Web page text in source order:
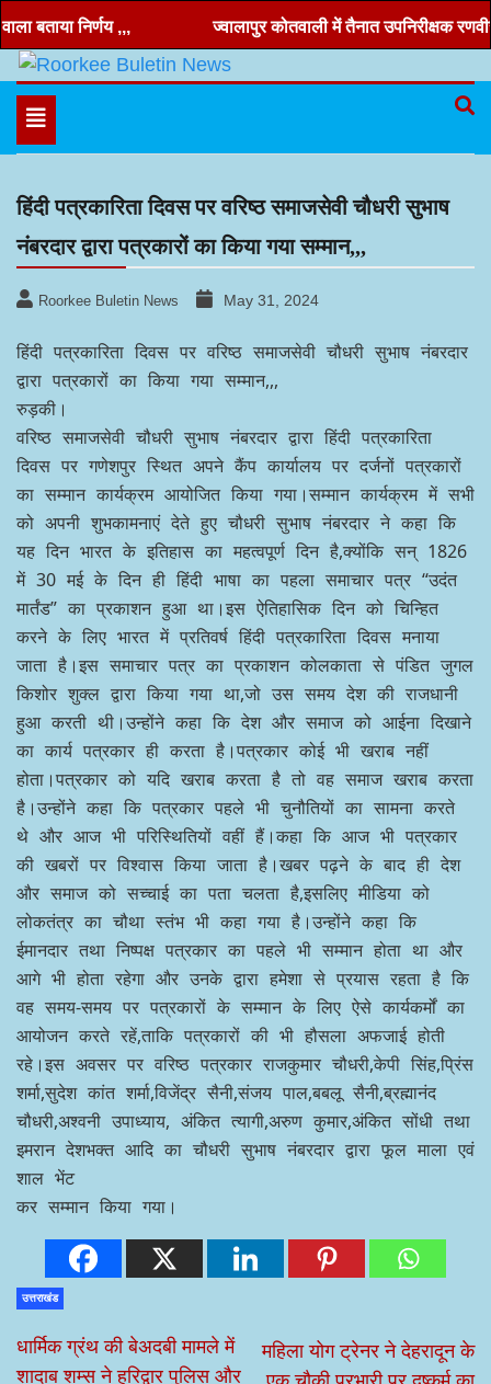
to
content
निर्णय ,,, ज्वालापुर कोतवाली में तैनात उपनिरीक्षक
Roorkee Buletin News
Hindi news, roorkee news, Uttarakhand news
Toggle
navigation
हिंदी पत्रकारिता दिवस पर वरिष्ठ समाजसेवी चौधरी सुभाष
नंबरदार द्वारा पत्रकारों का किया गया सम्मान,,,
Roorkee Buletin News May 31, 2024
हिंदी पत्रकारिता दिवस पर वरिष्ठ समाजसेवी चौधरी सुभाष नंबरदार
द्वारा पत्रकारों का किया गया सम्मान,,,
रुड़की।
वरिष्ठ समाजसेवी चौधरी सुभाष नंबरदार द्वारा हिंदी पत्रकारिता
दिवस पर गणेशपुर स्थित अपने कैंप कार्यालय पर दर्जनों पत्रकारों
का सम्मान कार्यक्रम आयोजित किया गया।सम्मान कार्यक्रम में सभी
को अपनी शुभकामनाएं देते हुए चौधरी सुभाष नंबरदार ने कहा कि
यह दिन भारत के इतिहास का महत्वपूर्ण दिन है,क्योंकि सन् 1826
में 30 मई के दिन ही हिंदी भाषा का पहला समाचार पत्र “उदंत
मार्तंड” का प्रकाशन हुआ था।इस ऐतिहासिक दिन को चिन्हित
करने के लिए भारत में प्रतिवर्ष हिंदी पत्रकारिता दिवस मनाया
जाता है।इस समाचार पत्र का प्रकाशन कोलकाता से पंडित जुगल
किशोर शुक्ल द्वारा किया गया था,जो उस समय देश की राजधानी
हुआ करती थी।उन्होंने कहा कि देश और समाज को आईना दिखाने
का कार्य पत्रकार ही करता है।पत्रकार कोई भी खराब नहीं
होता।पत्रकार को यदि खराब करता है तो वह समाज खराब करता
है।उन्होंने कहा कि पत्रकार पहले भी चुनौतियों का सामना करते
थे और आज भी परिस्थितियों वहीं हैं।कहा कि आज भी पत्रकार
की खबरों पर विश्वास किया जाता है।खबर पढ़ने के बाद ही देश
लोकतंत्र का चौथा स्तंभ भी कहा गया है।उन्होंने कहा कि
ईमानदार तथा निष्पक्ष पत्रकार का पहले भी सम्मान होता था और
आगे भी होता रहेगा और उनके द्वारा हमेशा से प्रयास रहता है कि
वह समय-समय पर पत्रकारों के सम्मान के लिए ऐसे कार्यकर्मों का
आयोजन करते रहें,ताकि पत्रकारों की भी हौसला अफजाई होती